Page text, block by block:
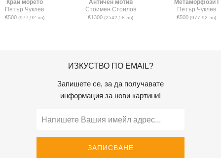
Край морето
Петър Чуклев
€500 (977,92 лв)
Античен мотив
Стоимен Стоилов
€1300(2542,58 лв)
Метаморфози I
Петър Чуклев
€500(977,92 лв)
ИЗКУСТВО ПО EMAIL?
Запишете се, за да получавате
информация за нови картини!